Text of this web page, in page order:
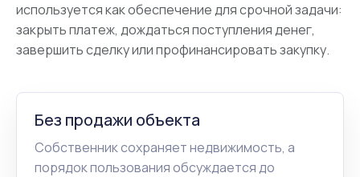
используется как обеспечение для срочной задачи:
закрыть платеж, дождаться поступления денег,
завершить сделку или профинансировать закупку.
Без продажи объекта
Собственник сохраняет недвижимость, а
порядок пользования обсуждается до